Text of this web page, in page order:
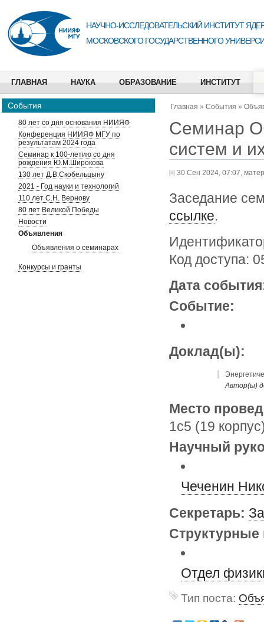
НАУЧНО-ИССЛЕДОВАТЕЛЬСКИЙ ИНСТИТУТ
МОСКОВСКОГО ГОСУДАРСТВЕННОГО
ГЛАВНАЯ НАУКА ОБРАЗОВАНИЕ ИНСТИТУТ
События
80 лет со дня основания НИИЯФ
Конференция НИИЯФ МГУ по
результатам 2024 года
Семинар к 100-летию со дня
рождения Ю.М.Широкова
130 лет Д.В.Скобельцыну
2021 - Год науки и технологий
110 лет С.Н. Вернову
80 лет Великой Победы
Новости
Объявления
Объявления о семинарах
Конкурсы и гранты
Главная » События »
Семинар
систем и
30 Сен 2024, 07:07,
Заседание
ссылке.
Код доступа:
Дата
Событие:
Доклад(ы):
Автор(ы)
Место
1с5 (19
Научный
Чеченин
Секретарь:
Структурные
Отдел
Тип поста: